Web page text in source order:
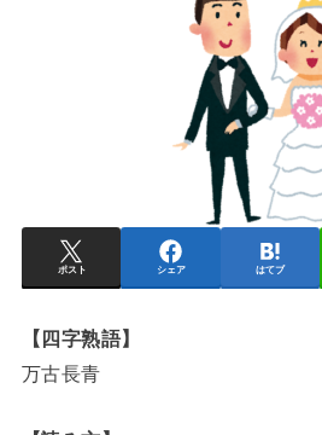
ポスト シェア はてブ
【四字熟語】
万古長青